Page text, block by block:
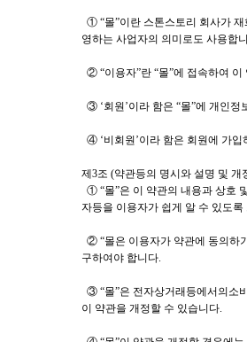
① “몰”이란 스톤스토리 회사가
영하는 사업자의 의미로도 사용합
② “이용자”란 “몰”에 접속하여
③ ‘회원’이라 함은 “몰”에 개인
④ ‘비회원’이라 함은 회원에 가입
제3조 (약관등의 명시와 설명 및 개
① “몰”은 이 약관의 내용과 상호
자등을 이용자가 쉽게 알 수 있도
② “몰은 이용자가 약관에 동의하
구하여야 합니다.
③ “몰”은 전자상거래등에서의소
이 약관을 개정할 수 있습니다.